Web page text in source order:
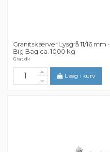
Granitskærver Lysgrå 11/16 mm -
Big Bag ca. 1000 kg
Grat.dk
Læg i kurv